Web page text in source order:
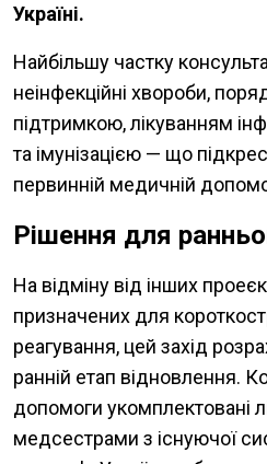
Україні.
Найбільшу частку
неінфекційні хвороби,
підтримкою, лікуванням
та імунізацією — що
первинній медичній
Рішення для
На відміну від інших
призначених для
реагування, цей захід
ранній етап відновлення.
допомоги укомплектовані
медсестрами з існуючої